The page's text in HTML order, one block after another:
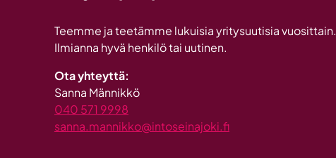
investointi
Suomeen
Teemme ja teetämme lukuisia yritysuutisia vuosittain.
Ilmianna hyvä henkilö tai uutinen.
Ota yhteyttä:
Sanna Männikkö
040 571 9998
sanna.mannikko@intoseinajoki.fi